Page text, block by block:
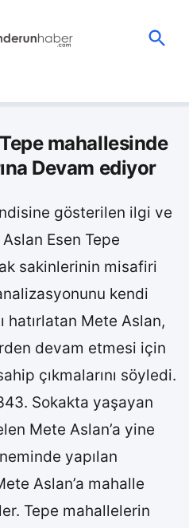
mahallesinde
Devam ediyor
gösterilen ilgi ve
Esen Tepe
sakinlerinin misafiri
kendi
hatırlatan Mete Aslan,
devam etmesi için
çıkmalarını söyledi.
Sokakta yaşayan
Mete Aslan’a yine
yapılan
Aslan’a mahalle
Tepe mahallelerin